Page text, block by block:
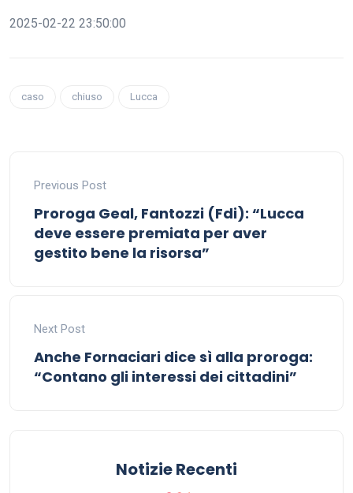
2025-02-22 23:50:00
caso chiuso Lucca
Previous Post
Proroga Geal, Fantozzi (Fdi): “Lucca
deve essere premiata per aver
gestito bene la risorsa”
Next Post
Anche Fornaciari dice sì alla proroga:
“Contano gli interessi dei cittadini”
Notizie Recenti